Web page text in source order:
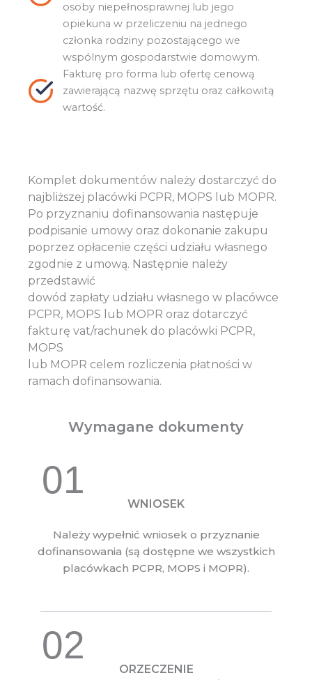
osoby niepełnosprawnej lub jego
opiekuna w przeliczeniu na jednego
członka rodziny pozostającego we
wspólnym gospodarstwie domowym.
Fakturę pro forma lub ofertę cenową
zawierającą nazwę sprzętu oraz całkowitą
wartość.
Komplet dokumentów należy dostarczyć do
najbliższej placówki PCPR, MOPS lub MOPR.
Po przyznaniu dofinansowania następuje
podpisanie umowy oraz dokonanie zakupu
poprzez opłacenie części udziału własnego
zgodnie z umową. Następnie należy
przedstawić
dowód zapłaty udziału własnego w placówce
PCPR, MOPS lub MOPR oraz dotarczyć
fakturę vat/rachunek do placówki PCPR,
MOPS
lub MOPR celem rozliczenia płatności w
ramach dofinansowania.
Wymagane dokumenty
01
WNIOSEK
Należy wypełnić wniosek o przyznanie
dofinansowania (są dostępne we wszystkich
placówkach PCPR, MOPS i MOPR).
02
ORZECZENIE